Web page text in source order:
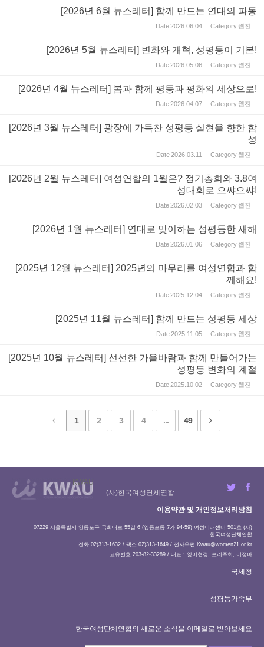
[2026년 6월 뉴스레터] 함께 만드는 연대의 파동
Date2026.06.04 Category 웹진
[2026년 5월 뉴스레터] 변화와 개혁, 성평등이 기본!
Date2026.05.06 Category 웹진
[2026년 4월 뉴스레터] 봄과 함께 평등과 평화의 세상으로!
Date2026.04.07 Category 웹진
[2026년 3월 뉴스레터] 광장에 가득찬 성평등 실현을 향한 함
성
Date2026.03.11 Category 웹진
[2026년 2월 뉴스레터] 여성연합의 1월은? 정기총회와 3.8여
성대회로 으쌰으쌰!
Date2026.02.03 Category 웹진
[2026년 1월 뉴스레터] 연대로 맞이하는 성평등한 새해
Date2026.01.06 Category 웹진
[2025년 12월 뉴스레터] 2025년의 마무리를 여성연합과 함
께해요!
Date2025.12.04 Category 웹진
[2025년 11월 뉴스레터] 함께 만드는 성평등 세상
Date2025.11.05 Category 웹진
[2025년 10월 뉴스레터] 선선한 가을바람과 함께 만들어가는
성평등 변화의 계절
Date2025.10.02 Category 웹진
1 2 3 4 ... 49
KWAU
(사)한국여성단체연합
이용약관 및 개인정보처리방침
07229 서울특별시 영등포구 국회대로 55길 6 (영등포동 7가 94-59) 여성미래센터 501호 (사)
한국여성단체연합
전화 02)313-1632 / 팩스 02)313-1649 / 전자우편 Kwau@women21.or.kr
고유번호 203-82-33289 / 대표 : 양이현경, 로리주희, 이정아
국세청
성평등가족부
한국여성단체연합의 새로운 소식을 이메일로 받아보세요